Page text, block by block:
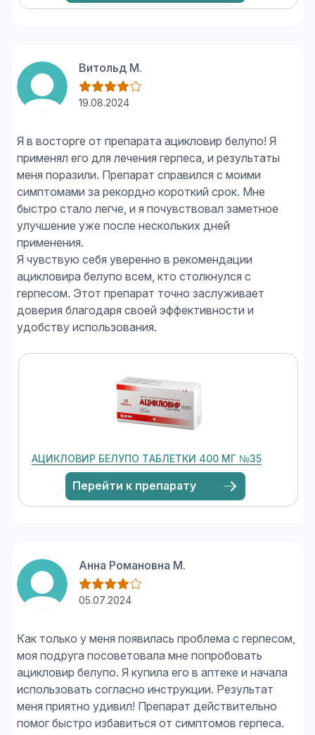
Витольд М.
19.08.2024
Я в восторге от препарата ацикловир белупо! Я
применял его для лечения герпеса, и результаты
меня поразили. Препарат справился с моими
симптомами за рекордно короткий срок. Мне
быстро стало легче, и я почувствовал заметное
улучшение уже после нескольких дней
применения.
Я чувствую себя уверенно в рекомендации
ацикловира белупо всем, кто столкнулся с
герпесом. Этот препарат точно заслуживает
доверия благодаря своей эффективности и
АЦИКЛОВИР БЕЛУПО ТАБЛЕТКИ 400 МГ №35
Перейти к препарату
Анна Романовна М.
05.07.2024
Как только у меня появилась проблема с герпесом,
моя подруга посоветовала мне попробовать
ацикловир белупо. Я купила его в аптеке и начала
использовать согласно инструкции. Результат
меня приятно удивил! Препарат действительно
помог быстро избавиться от симптомов герпеса.